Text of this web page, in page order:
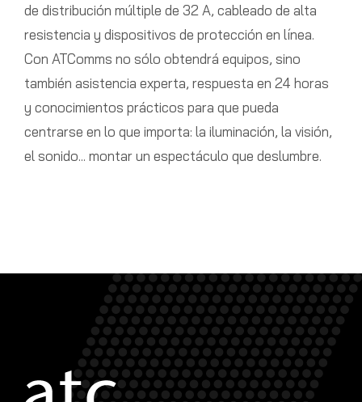
de distribución múltiple de 32 A, cableado de alta
resistencia y dispositivos de protección en línea.
Con ATComms no sólo obtendrá equipos, sino
también asistencia experta, respuesta en 24 horas
y conocimientos prácticos para que pueda
centrarse en lo que importa: la iluminación, la visión,
el sonido... montar un espectáculo que deslumbre.